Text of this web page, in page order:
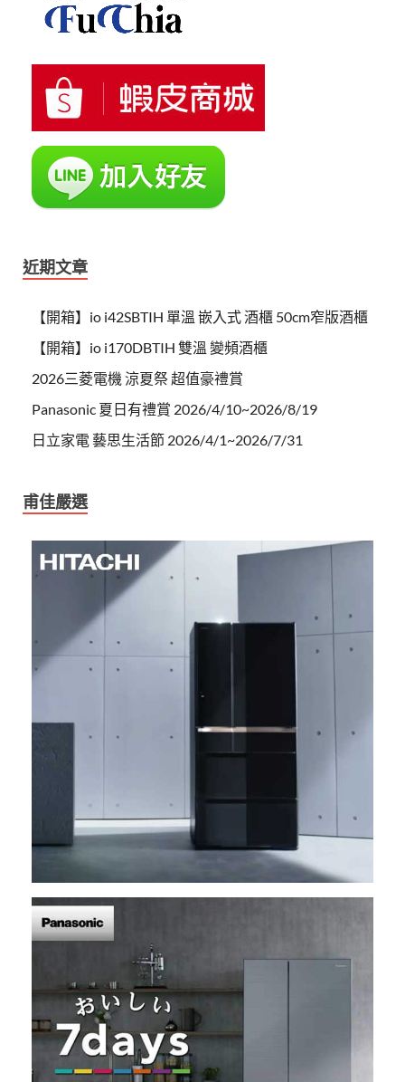
近期文章
【開箱】io i42SBTIH 單溫 嵌入式 酒櫃 50cm窄版酒櫃
【開箱】io i170DBTIH 雙溫 變頻酒櫃
2026三菱電機 涼夏祭 超值豪禮賞
Panasonic 夏日有禮賞 2026/4/10~2026/8/19
日立家電 藝思生活節 2026/4/1~2026/7/31
甫佳嚴選